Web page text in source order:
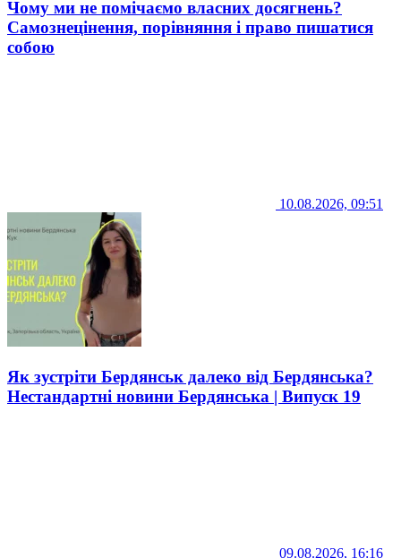
Чому ми не помічаємо власних досягнень?
Самознецінення, порівняння і право пишатися
собою
10.08.2026, 09:51
Як зустріти Бердянськ далеко від Бердянська?
Нестандартні новини Бердянська | Випуск 19
09.08.2026, 16:16